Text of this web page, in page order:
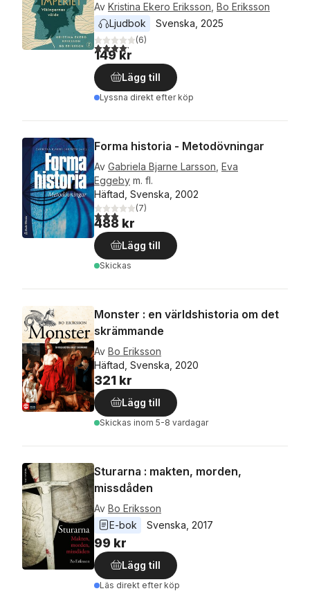
Av Kristina Ekero Eriksson Bo Eriksson
Ljudbok
Svenska 2025
4,2utav 5 stjärnor. Totalt antal röster:
(6)
149 kr
Lägg till
Lyssna direkt efter köp
Forma historia - Metodövningar
Av Gabriela Bjarne Larsson Eva
Eggeby m. fl.
Häftad, Svenska, 2002
2,9utav 5 stjärnor. Totalt antal röster:
(7)
488 kr
Lägg till
Skickas
Monster : en världshistoria om det
skrämmande
Av Bo Eriksson
Häftad, Svenska, 2020
321 kr
Lägg till
Skickas inom 5-8 vardagar
Sturarna : makten, morden,
missdåden
Av Bo Eriksson
E-bok
Svenska 2017
99 kr
Lägg till
Läs direkt efter köp